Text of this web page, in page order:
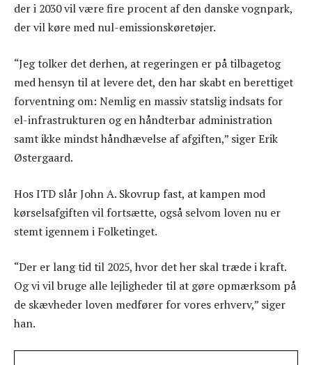
der i 2030 vil være fire procent af den danske vognpark,
der vil køre med nul-emissionskøretøjer.
“Jeg tolker det derhen, at regeringen er på tilbagetog
med hensyn til at levere det, den har skabt en berettiget
forventning om: Nemlig en massiv statslig indsats for
el-infrastrukturen og en håndterbar administration
samt ikke mindst håndhævelse af afgiften,” siger Erik
Østergaard.
Hos ITD slår John A. Skovrup fast, at kampen mod
kørselsafgiften vil fortsætte, også selvom loven nu er
stemt igennem i Folketinget.
“Der er lang tid til 2025, hvor det her skal træde i kraft.
Og vi vil bruge alle lejligheder til at gøre opmærksom på
de skævheder loven medfører for vores erhverv,” siger
han.